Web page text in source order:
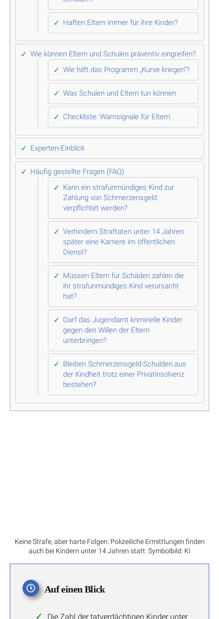
Haften Eltern immer für ihre Kinder?
Wie können Eltern und Schulen präventiv eingreifen?
Wie hilft das Programm „Kurve kriegen“?
Was Schulen und Eltern tun können
Checkliste: Warnsignale für Eltern
Experten-Einblick
Häufig gestellte Fragen (FAQ)
Kann ein strafunmündiges Kind zur
Zahlung von Schmerzensgeld
verpflichtet werden?
Verhindern Straftaten unter 14 Jahren
später eine Karriere im öffentlichen
Dienst?
Müssen Eltern für Schäden zahlen die
ihr strafunmündiges Kind verursacht
hat?
Darf das Jugendamt kriminelle Kinder
gegen den Willen der Eltern
unterbringen?
Bleiben Schmerzensgeld-Schulden aus
der Kindheit trotz einer Privatinsolvenz
bestehen?
Keine Strafe, aber harte Folgen: Polizeiliche Ermittlungen finden
auch bei Kindern unter 14 Jahren statt. Symbolbild: KI
Auf einen Blick
Die Zahl der tatverdächtigen Kinder unter